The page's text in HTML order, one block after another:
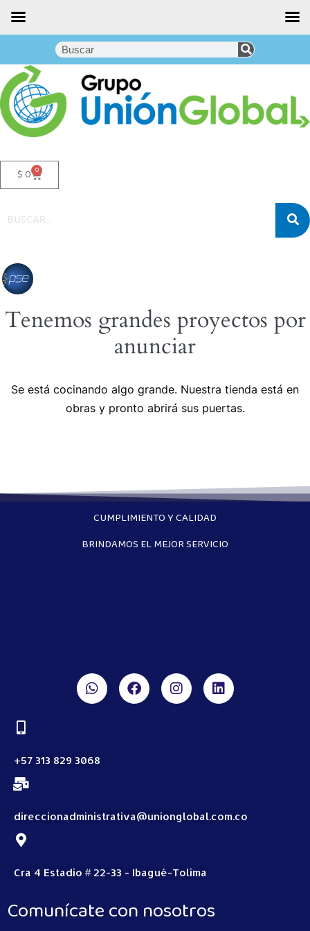
$0 0
Tenemos grandes proyectos por
anunciar
Se está cocinando algo grande. Nuestra tienda está en
obras y pronto abrirá sus puertas.
CUMPLIMIENTO Y CALIDAD
BRINDAMOS EL MEJOR SERVICIO
+57 313 829 3068
direccionadministrativa@unionglobal.com.co
Cra 4 Estadio # 22-33 - Ibagué-Tolima
Comunícate con nosotros